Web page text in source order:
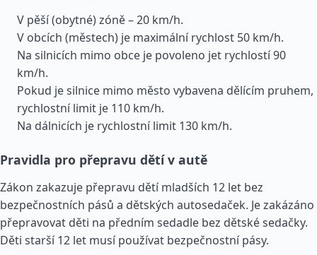
V pěší (obytné) zóně – 20 km/h.
V obcích (městech) je maximální rychlost 50 km/h.
Na silnicích mimo obce je povoleno jet rychlostí 90
km/h.
Pokud je silnice mimo město vybavena dělícím pruhem,
rychlostní limit je 110 km/h.
Na dálnicích je rychlostní limit 130 km/h.
Pravidla pro přepravu dětí v autě
Zákon zakazuje přepravu dětí mladších 12 let bez
bezpečnostních pásů a dětských autosedaček. Je zakázáno
přepravovat děti na předním sedadle bez dětské sedačky.
Děti starší 12 let musí používat bezpečnostní pásy.